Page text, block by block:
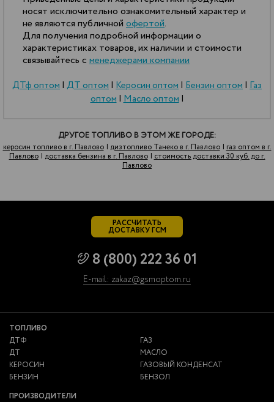
носят исключительно ознакомительный характер и
не являются публичной офертой.
Для получения подробной информации о
характеристиках товаров, их наличии и стоимости
связывайтесь с менеджерами компании
ДТф оптом| ДТ оптом| Керосин оптом| Бензин оптом| Газ
оптом|Масло оптом|
ДРУГОЕ ТОПЛИВО В ЭТОМ ЖЕ ГОРОДЕ:
керосин топливо в г. Павлово| дизтопливо Танеко в г. Павлово| газ оптом в г.
Павлово| доставка бензина в г. Павлово| стоимость доставки 30 куб. до г.
Павлово
РАССЧИТАТЬ
ДОСТАВКУ ГСМ
8 (800) 222 36 01
E-mail: zakaz@gsmoptom.ru
ТОПЛИВО
ДТФ
ДТ
КЕРОСИН
БЕНЗИН
ГАЗ
МАСЛО
ГАЗОВЫЙ КОНДЕНСАТ
БЕНЗОЛ
ПРОИЗВОДИТЕЛИ